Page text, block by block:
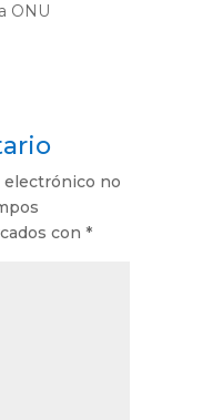
ONU
electrónico no
con *